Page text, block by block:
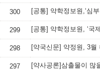
300 [공통] 약학정보원,‘심
299 [공통] 약학정보원, ‘국
298 [약국신문] 약정원, 3
297 [약사공론]삼출물이 많